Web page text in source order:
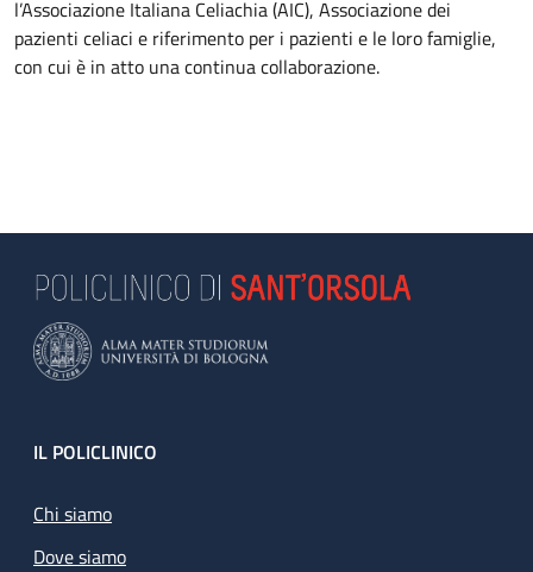
l’Associazione Italiana Celiachia (AIC), Associazione dei
pazienti celiaci e riferimento per i pazienti e le loro famiglie,
con cui è in atto una continua collaborazione.
Footer
IL POLICLINICO
Chi siamo
Dove siamo